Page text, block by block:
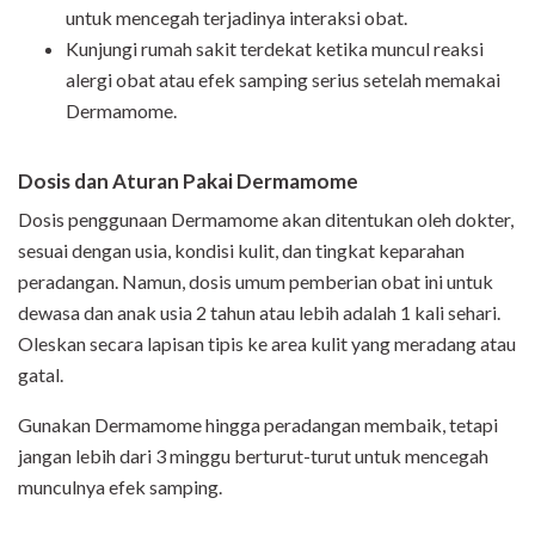
untuk mencegah terjadinya interaksi obat.
Kunjungi rumah sakit terdekat ketika muncul reaksi
alergi obat atau efek samping serius setelah memakai
Dermamome.
Dosis dan Aturan Pakai Dermamome
Dosis penggunaan Dermamome akan ditentukan oleh dokter,
sesuai dengan usia, kondisi kulit, dan tingkat keparahan
peradangan. Namun, dosis umum pemberian obat ini untuk
dewasa dan anak usia 2 tahun atau lebih adalah 1 kali sehari.
Oleskan secara lapisan tipis ke area kulit yang meradang atau
gatal.
Gunakan Dermamome hingga peradangan membaik, tetapi
jangan lebih dari 3 minggu berturut-turut untuk mencegah
munculnya efek samping.